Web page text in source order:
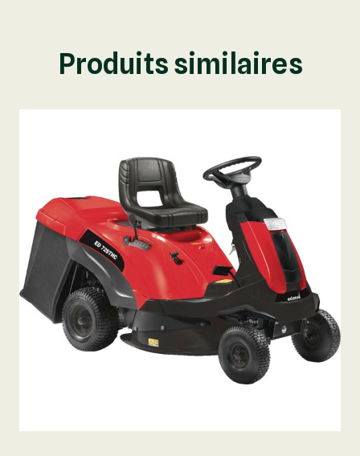
Produits similaires